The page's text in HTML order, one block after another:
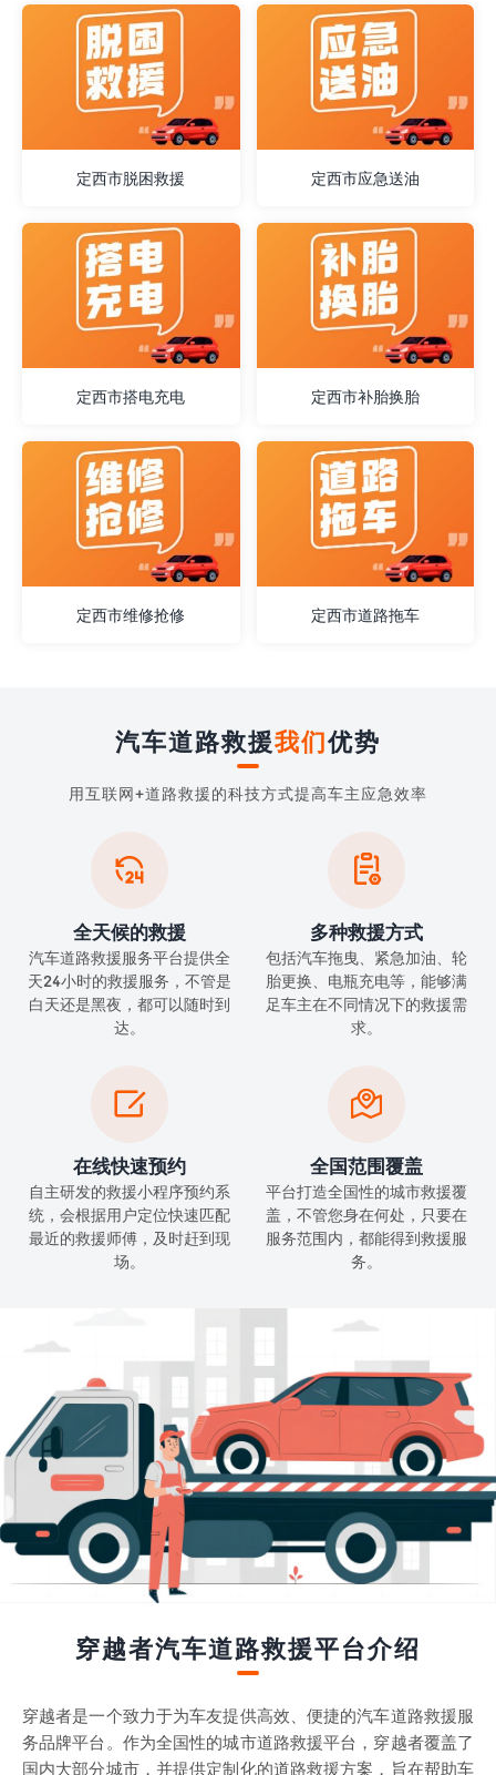
定西市脱困救援 定西市应急送油
定西市搭电充电 定西市补胎换胎
定西市维修抢修 定西市道路拖车
汽车道路救援我们优势
用互联网+道路救援的科技方式提高车主应急效率

全天候的救援
汽车道路救援服务平台提供全
天24小时的救援服务，不管是
白天还是黑夜，都可以随时到
达。

多种救援方式
包括汽车拖曳、紧急加油、轮
胎更换、电瓶充电等，能够满
足车主在不同情况下的救援需
求。

在线快速预约
自主研发的救援小程序预约系
统，会根据用户定位快速匹配
最近的救援师傅，及时赶到现
场。

全国范围覆盖
平台打造全国性的城市救援覆
盖，不管您身在何处，只要在
服务范围内，都能得到救援服
务。
穿越者汽车道路救援平台介绍
穿越者是一个致力于为车友提供高效、便捷的汽车道路救援服
务品牌平台。作为全国性的城市道路救援平台，穿越者覆盖了
国内大部分城市，并提供定制化的道路救援方案，旨在帮助车